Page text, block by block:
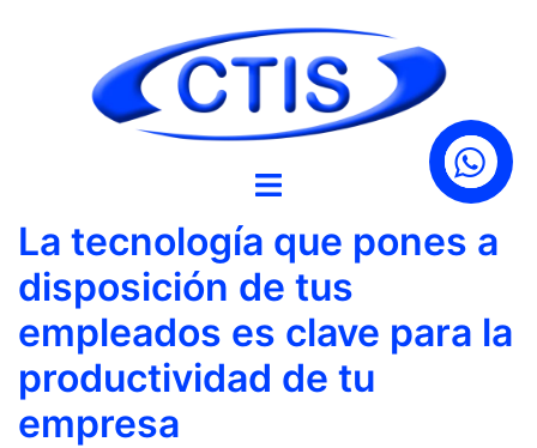
La tecnología que pones a
disposición de tus
empleados es clave para la
productividad de tu
empresa